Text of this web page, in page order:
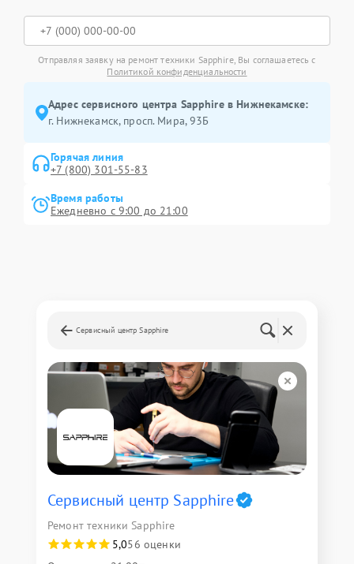
Отправляя заявку на ремонт техники Sapphire, Вы соглашаетесь с
Политикой конфиденциальности
Адрес сервисного центра Sapphire в Нижнекамске:
г. Нижнекамск, просп. Мира, 93Б
Горячая линия
+7 (800) 301-55-83
Время работы
Ежедневно с 9:00 до 21:00
Сервисный центр Sapphire
Сервисный центр Sapphire
Ремонт техники Sapphire
5,056 оценки